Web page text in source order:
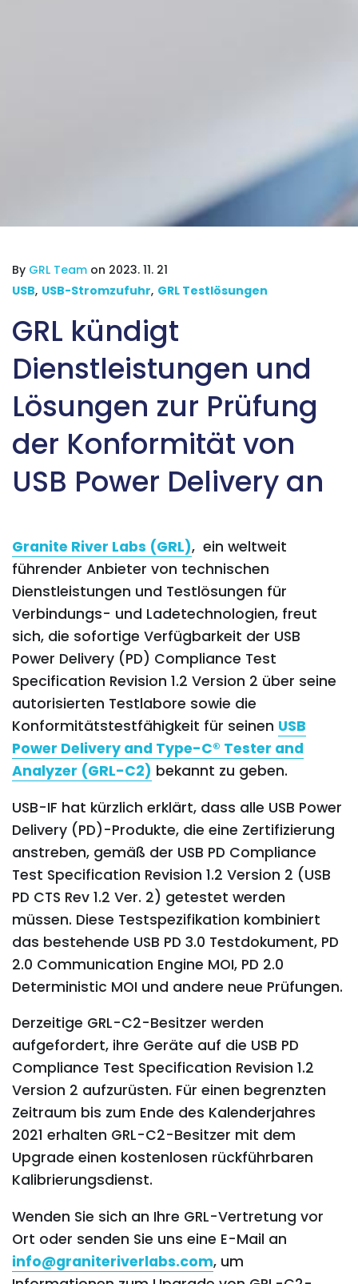
By GRL Team on 2023. 11. 21
USB, USB-Stromzufuhr, GRL Testlösungen
GRL kündigt
Dienstleistungen und
Lösungen zur Prüfung
der Konformität von
USB Power Delivery an
Granite River Labs (GRL), ein weltweit
führender Anbieter von technischen
Dienstleistungen und Testlösungen für
Verbindungs- und Ladetechnologien, freut
sich, die sofortige Verfügbarkeit der USB
Power Delivery (PD) Compliance Test
Specification Revision 1.2 Version 2 über seine
autorisierten Testlabore sowie die
Konformitätstestfähigkeit für seinen USB
Power Delivery and Type-C® Tester and
Analyzer (GRL-C2) bekannt zu geben.
USB-IF hat kürzlich erklärt, dass alle USB Power
Delivery (PD)-Produkte, die eine Zertifizierung
anstreben, gemäß der USB PD Compliance
Test Specification Revision 1.2 Version 2 (USB
PD CTS Rev 1.2 Ver. 2) getestet werden
müssen. Diese Testspezifikation kombiniert
das bestehende USB PD 3.0 Testdokument, PD
2.0 Communication Engine MOI, PD 2.0
Deterministic MOI und andere neue Prüfungen.
Derzeitige GRL-C2-Besitzer werden
aufgefordert, ihre Geräte auf die USB PD
Compliance Test Specification Revision 1.2
Version 2 aufzurüsten. Für einen begrenzten
Zeitraum bis zum Ende des Kalenderjahres
2021 erhalten GRL-C2-Besitzer mit dem
Upgrade einen kostenlosen rückführbaren
Kalibrierungsdienst.
Wenden Sie sich an Ihre GRL-Vertretung vor
Ort oder senden Sie uns eine E-Mail an
info@graniteriverlabs.com, um